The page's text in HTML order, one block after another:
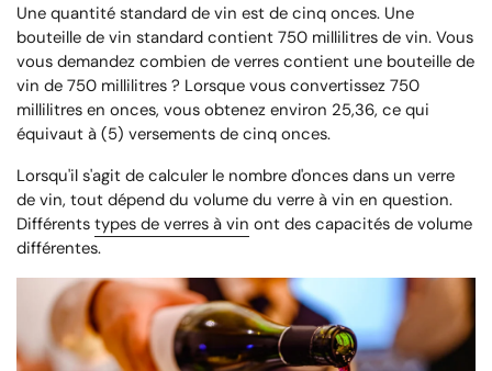
Une quantité standard de vin est de cinq onces. Une
bouteille de vin standard contient 750 millilitres de vin. Vous
vous demandez combien de verres contient une bouteille de
vin de 750 millilitres ? Lorsque vous convertissez 750
millilitres en onces, vous obtenez environ 25,36, ce qui
équivaut à (5) versements de cinq onces.
Lorsqu'il s'agit de calculer le nombre d'onces dans un verre
de vin, tout dépend du volume du verre à vin en question.
Différents types de verres à vin ont des capacités de volume
différentes.